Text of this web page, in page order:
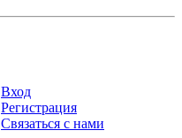
Вход
Регистрация
Связаться с нами